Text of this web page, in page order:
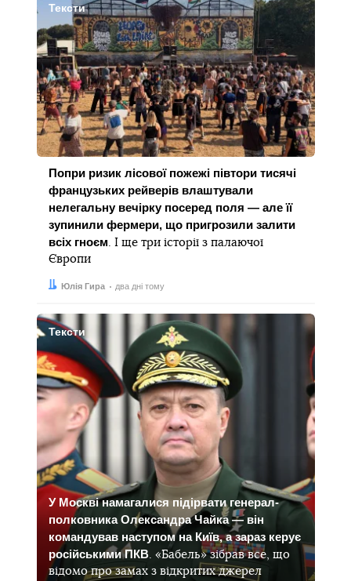
Тексти
Попри ризик лісової пожежі півтори тисячі
французьких рейверів влаштували
нелегальну вечірку посеред поля — але її
зупинили фермери, що пригрозили залити
всіх гноєм . І ще три історії з палаючої
Європи
Автор:
Юлія Гира
Дата: два дні тому
Тексти
У Москві намагалися підірвати генерал-
полковника Олександра Чайка — він
командував наступом на Київ, а зараз керує
російськими ПКВ. «Бабель» зібрав все, що
відомо про замах з відкритих джерел